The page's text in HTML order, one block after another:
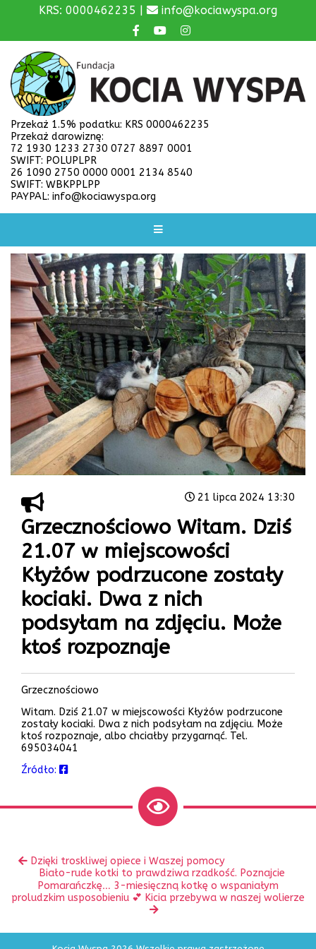
KRS: 0000462235 | info@kociawyspa.org
Przekaż 1.5% podatku: KRS 0000462235
Przekaż darowiznę:
72 1930 1233 2730 0727 8897 0001
SWIFT: POLUPLPR
26 1090 2750 0000 0001 2134 8540
SWIFT: WBKPPLPP
PAYPAL: info@kociawyspa.org
21 lipca 2024 13:30
Grzecznościowo Witam. Dziś
21.07 w miejscowości
Kłyżów podrzucone zostały
kociaki. Dwa z nich
podsyłam na zdjęciu. Może
ktoś rozpoznaje
Grzecznościowo
Witam. Dziś 21.07 w miejscowości Kłyżów podrzucone
zostały kociaki. Dwa z nich podsyłam na zdjęciu. Może
ktoś rozpoznaje, albo chciałby przygarnąć. Tel.
695034041
Źródło:
innePoprzedni
wpis:
Dzięki troskliwej opiece i Waszej pomocy
Następny
wpis:
Biało-rude kotki to prawdziwa rzadkość. Poznajcie
Pomarańczkę… 3-miesięczną kotkę o wspaniałym
proludzkim usposobieniu 💕 Kicia przebywa w naszej wolierze